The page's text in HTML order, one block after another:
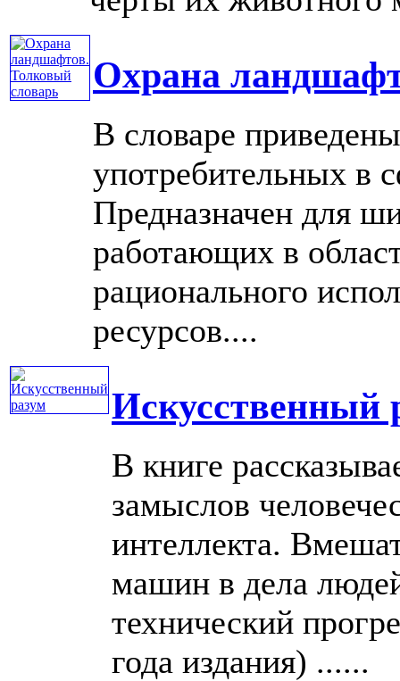
Охрана
В словаре
употребительных в
Предназначен для
работающих в
рационального
ресурсов....
Искусственный
В книге
замыслов
интеллекта.
машин в дела
технический
года издания) ......